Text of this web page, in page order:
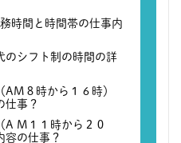
時間と時間帯の仕事内
のシフト制の時間の詳
AM８時から１６時）
仕事？
A M１１時から２０
容の仕事？